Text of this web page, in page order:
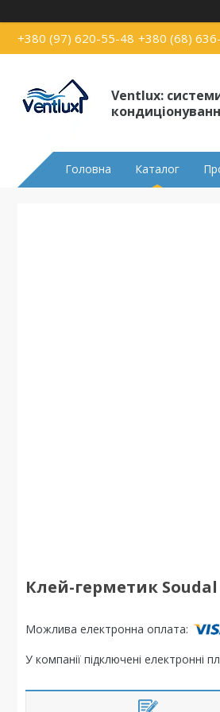
+380 (97) 620-55-48 +380 (68)
Ventlux:
Головна Каталог
Клей-герметик
У компанії підключені